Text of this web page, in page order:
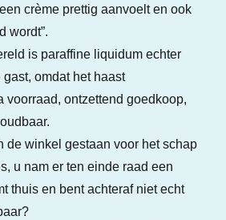
crème prettig aanvoelt en ook
wordt”.
is paraffine liquidum echter
omdat het haast
voorraad, ontzettend goedkoop,
de winkel gestaan voor het schap
u nam er ten einde raad een
thuis en bent achteraf niet echt